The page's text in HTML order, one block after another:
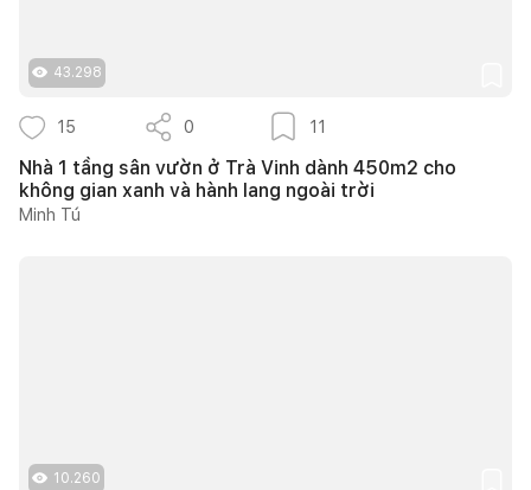
43.298
15 0 11
Nhà 1 tầng sân vườn ở Trà Vinh dành 450m2 cho
không gian xanh và hành lang ngoài trời
Minh Tú
10.260